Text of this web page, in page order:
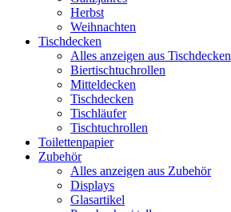
Herbst
Weihnachten
Tischdecken
Alles anzeigen aus Tischdecken
Biertischtuchrollen
Mitteldecken
Tischdecken
Tischläufer
Tischtuchrollen
Toilettenpapier
Zubehör
Alles anzeigen aus Zubehör
Displays
Glasartikel